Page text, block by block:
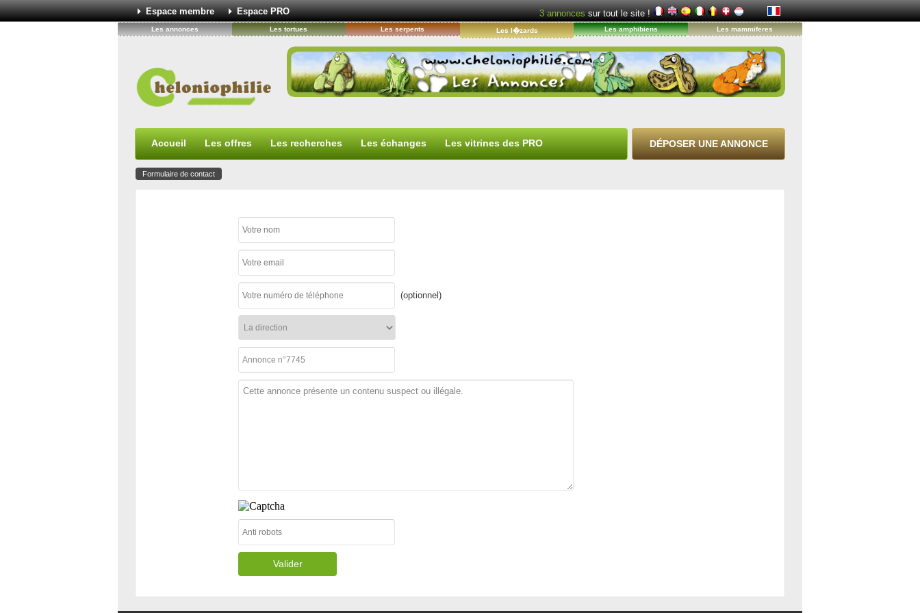
Espace membre Espace PRO 3 annoncessur tout le site !
Les annonces Les tortues Les serpents Les l�zards Les amphibiens Les mammiferes
Accueil Les offres Les recherches Les échanges Les vitrines des PRO DÉPOSER UNE ANNONCE
Formulaire de contact
(optionnel)